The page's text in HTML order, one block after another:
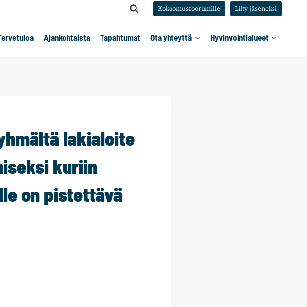
Kokoomusfoorumille Liity jäseneksi
Ajankohtaista Tapahtumat Ota yhteyttä Hyvinvointialueet
lakialoite
kuriin
on pistettävä